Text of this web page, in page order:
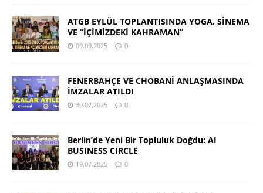
ATGB EYLÜL TOPLANTISINDA YOGA, SİNEMA
VE “İÇİMİZDEKİ KAHRAMAN”
09.09.2025 0
FENERBAHÇE VE CHOBANİ ANLAŞMASINDA
İMZALAR ATILDI
30.07.2025 0
Berlin’de Yeni Bir Topluluk Doğdu: AI
BUSINESS CIRCLE
19.07.2025 0